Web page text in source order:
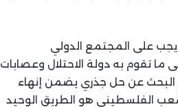
على المجتمع الدولي
تقوم به دولة الاحتلال وعصابات
البحث عن حل جذري يضمن إنهاء
الفلسطيني هو الطريق الوحيد